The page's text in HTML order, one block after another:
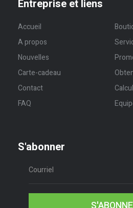
Entreprise et liens
Accueil
A propos
Nouvelles
Carte-cadeau
Contact
FAQ
S'abonner